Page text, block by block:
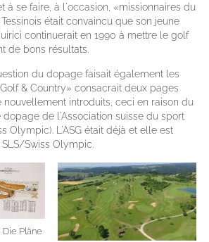
à se faire, à l'occasion, «missionnaires du
était convaincu que son jeune
continuerait en 1990 à mettre le golf
de bons résultats.
du dopage faisait également les
& Country» consacrait deux pages
introduits, ceci en raison du
dopage de l'Association suisse du sport
Olympic). L'ASG était déjà et elle est
Swiss Olympic.
Die Pläne